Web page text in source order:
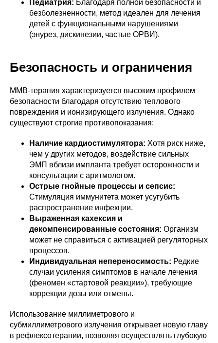
Педиатрия: Благодаря полной безопасности и
безболезненности, метод идеален для лечения
детей с функциональными нарушениями
(энурез, дискинезии, частые ОРВИ).
Безопасность и ограничения
ММВ-терапия характеризуется высоким профилем
безопасности благодаря отсутствию теплового
повреждения и ионизирующего излучения. Однако
существуют строгие противопоказания:
Наличие кардиостимулятора: Хотя риск ниже,
чем у других методов, воздействие сильных
ЭМП вблизи импланта требует осторожности и
консультации с аритмологом.
Острые гнойные процессы и сепсис:
Стимуляция иммунитета может усугубить
распространение инфекции.
Выраженная кахексия и
декомпенсированные состояния: Организм
может не справиться с активацией регуляторных
процессов.
Индивидуальная непереносимость: Редкие
случаи усиления симптомов в начале лечения
(феномен «стартовой реакции»), требующие
коррекции дозы или отмены.
Использование миллиметрового и
субмиллиметрового излучения открывает новую главу
в рефлексотерапии, позволяя осуществлять глубокую